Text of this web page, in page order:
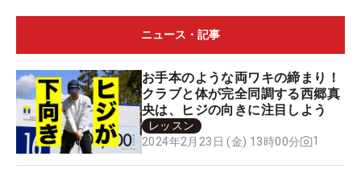
ニュース・記事
お手本のような両ワキの締まり！
クラブと体が完全同調する西郷真
央は、ヒジの向きに注目しよう
レッスン
2024年2月23日 (金) 13時00分
1